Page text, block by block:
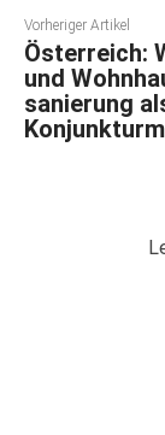
Vorheriger Artikel
Österreich:
und
sanierung